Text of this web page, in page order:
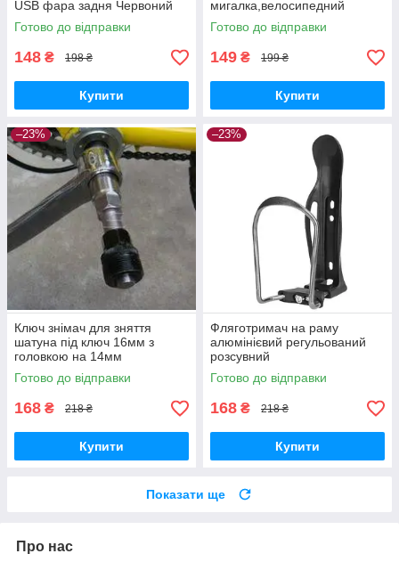
USB фара задня Червоний
Готово до відправки
148 ₴ 198 ₴
Купити
мигалка,велосипедний
ліхтар,велофара,сигнал
маячок,габарит
Готово до відправки
149 ₴ 199 ₴
Купити
–23%
Ключ знімач для зняття
шатуна під ключ 16мм з
головкою на 14мм
Готово до відправки
168 ₴ 218 ₴
Купити
–23%
Фляготримач на раму
алюмінієвий регульований
розсувний
Готово до відправки
168 ₴ 218 ₴
Купити
Показати ще
Про нас